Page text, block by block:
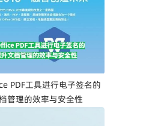
属电子签名
PDF工具进行电子签名的
管理的效率与安全性